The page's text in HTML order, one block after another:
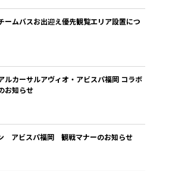
ームバスお出迎え優先観覧エリア設置につ
ルカーサルアヴィオ・アビスパ福岡 コラボ
お知らせ
アビスパ福岡 観戦マナーのお知らせ